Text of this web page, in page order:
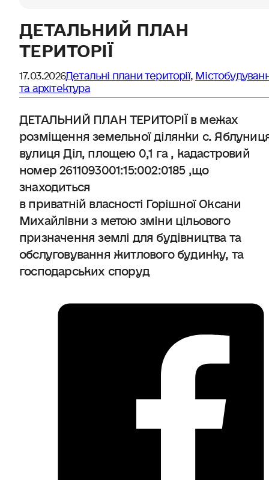
ДЕТАЛЬНИЙ ПЛАН
ТЕРИТОРІЇ
17.03.2026Детальні плани території,
та архітектура
ДЕТАЛЬНИЙ ПЛАН ТЕРИТОРІЇ в межах
розміщення земельної ділянки с.
вулиця Діл, площею 0,1 га , кадастровий
номер 2611093001:15:002:0185 ,що
знаходиться
в приватній власності Горішної Оксани
Михайлівни з метою зміни цільового
призначення землі для будівництва та
обслуговування житлового будинку, та
господарських споруд